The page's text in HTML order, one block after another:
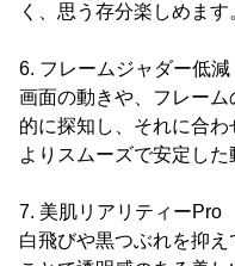
く、思う存分楽しめます
6. フレームジャダー低減
画面の動きや、フレー
的に探知し、それに合わ
よりスムーズで安定した
7. 美肌リアリティーPro
白飛びや黒つぶれを抑